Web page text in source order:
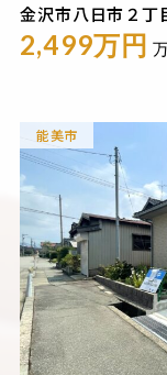
金沢市八日市２丁
2,499万円
能美市